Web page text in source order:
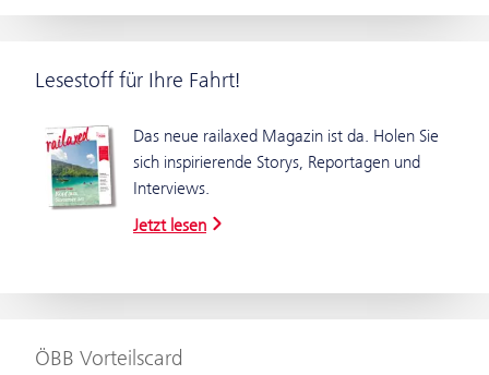
Lesestoff für Ihre Fahrt!
Das neue railaxed Magazin ist da. Holen Sie
sich inspirierende Storys, Reportagen und
Interviews.
Jetzt lesen
ÖBB Vorteilscard